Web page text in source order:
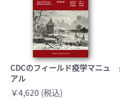
CDCのフィールド疫学マニュ
アル
￥4,620 (税込)